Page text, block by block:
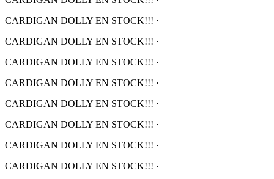
CARDIGAN DOLLY EN STOCK!!! ·
CARDIGAN DOLLY EN STOCK!!! ·
CARDIGAN DOLLY EN STOCK!!! ·
CARDIGAN DOLLY EN STOCK!!! ·
CARDIGAN DOLLY EN STOCK!!! ·
CARDIGAN DOLLY EN STOCK!!! ·
CARDIGAN DOLLY EN STOCK!!! ·
CARDIGAN DOLLY EN STOCK!!! ·